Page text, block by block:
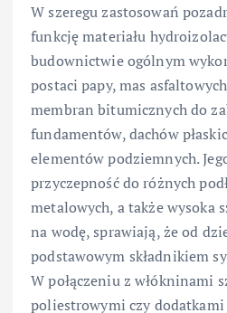
W szeregu zastosowań
funkcję materiału
budownictwie ogólnym
postaci papy, mas
membran bitumicznych do
fundamentów, dachów
elementów podziemnych.
przyczepność do różnych
metalowych, a także wysoka
na wodę, sprawiają, że od
podstawowym składnikiem
W połączeniu z włókninami
poliestrowymi czy